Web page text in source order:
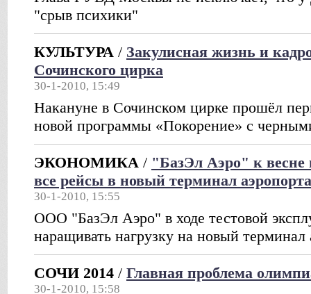
"срыв психики"
КУЛЬТУРА / Закулисная жизнь и
Сочинского цирка
30-1-2010, 15:49
Накануне в Сочинском цирке прошёл
новой программы «Покорение» с
ЭКОНОМИКА / "БазЭл Аэро" к весне
все рейсы в новый терминал
30-1-2010, 15:55
ООО "БазЭл Аэро" в ходе тестовой
наращивать нагрузку на новый терминал
СОЧИ 2014 / Главная проблема
30-1-2010, 15:58